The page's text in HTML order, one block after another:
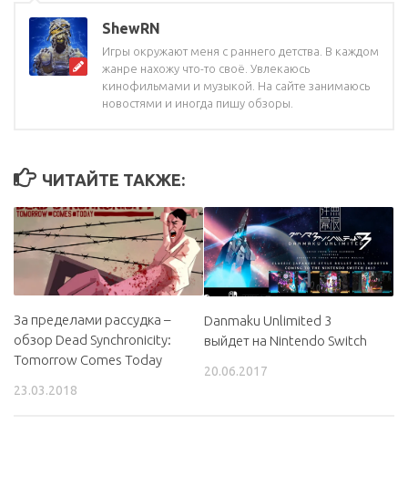
ShewRN
Игры окружают меня с раннего детства. В каждом
жанре нахожу что-то своё. Увлекаюсь
кинофильмами и музыкой. На сайте занимаюсь
новостями и иногда пишу обзоры.
ЧИТАЙТЕ ТАКЖЕ:
За пределами рассудка –
обзор Dead Synchronicity:
Tomorrow Comes Today
23.03.2018
Danmaku Unlimited 3
выйдет на Nintendo Switch
20.06.2017